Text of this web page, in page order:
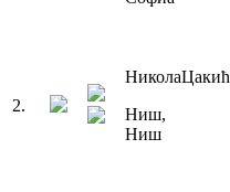
2.
НиколаЦакић
Ниш,
Ниш